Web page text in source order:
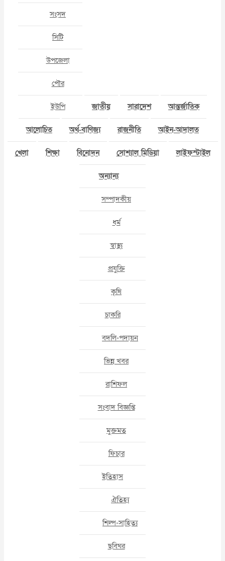
সংসদ
সিটি
উপজেলা
পৌর
ইউপি জাতীয় সারাদেশ আন্তর্জাতিক
আলোচিত অর্থ-বাণিজ্য রাজনীতি আইন-আদালত
খেলা শিক্ষা বিনোদন সোশ্যাল মিডিয়া লাইফস্টাইল
অন্যান্য
সম্পাদকীয়
ধর্ম
স্বাস্থ্য
প্রযুক্তি
কৃষি
চাকরি
বদলি-পদায়ন
ভিন্ন খবর
রাশিফল
সংবাদ বিজ্ঞপ্তি
মুক্তমত
ফিচার
ইতিহাস
ঐতিহ্য
শিল্প-সাহিত্য
ছবিঘর